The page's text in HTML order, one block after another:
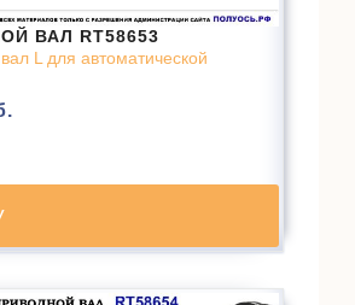
ВАЛ RT58653
L для автоматической